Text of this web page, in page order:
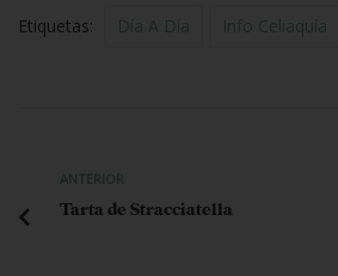
Etiquetas: Día A Día Info Celiaquía
ANTERIOR
Tarta de Stracciatella